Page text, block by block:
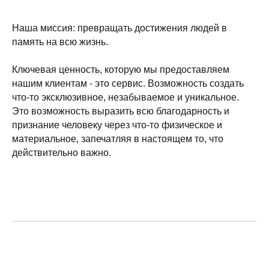
Наша миссия: превращать достижения людей в
память на всю жизнь.
Ключевая ценность, которую мы предоставляем
нашим клиентам - это сервис. Возможность создать
что-то эксклюзивное, незабываемое и уникальное.
Это возможность выразить всю благодарность и
признание человеку через что-то физическое и
материальное, запечатляя в настоящем то, что
действительно важно.